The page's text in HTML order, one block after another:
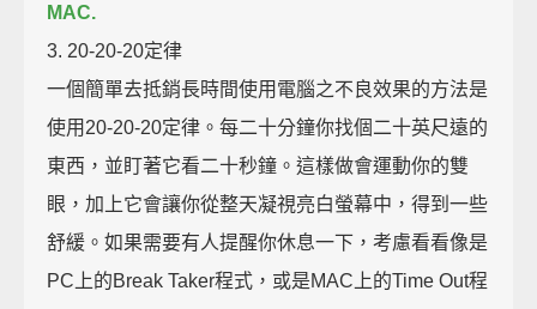
MAC.
3. 20-20-20定律
一個簡單去抵銷長時間使用電腦之不良效果的方法是
使用20-20-20定律。每二十分鐘你找個二十英尺遠的
東西，並盯著它看二十秒鐘。這樣做會運動你的雙
眼，加上它會讓你從整天凝視亮白螢幕中，得到一些
舒緩。如果需要有人提醒你休息一下，考慮看看像是
PC上的Break Taker程式，或是MAC上的Time Out程